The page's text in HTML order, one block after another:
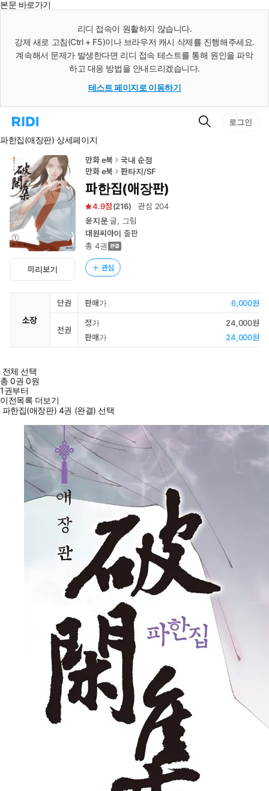
본문 바로가기
리디 접속이 원활하지 않습니다.
강제 새로 고침(Ctrl + F5)이나 브라우저 캐시 삭제를 진행해주세요.
계속해서 문제가 발생한다면 리디 접속 테스트를 통해 원인을 파악
하고 대응 방법을 안내드리겠습니다.
테스트 페이지로 이동하기
리
홈
로
이
동
검
로그인
파한집(애장판) 상세페이지
미리보기
만화 e북
국내 순정
만화 e북
판타지/SF
파한집(애장판)
4.9 (216) 관심 204
윤지운글, 그림
대원씨아이 출판
총 4권
관심
소장
단권 판매가 6,000원
전권
정가
24,000원
판매가
24,000원
전체 선택
총0권 0원
1권부터
이전목록 더보기
파한집(애장판) 4권 (완결) 선택